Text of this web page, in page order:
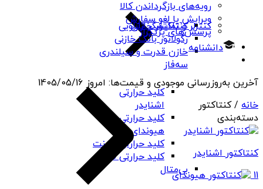
کلید حرارتی
اشنایدر
کلید حرارتی
هیوندای
کلید حرارتی چینت
کلید حرارتی PNS
بی‌متال
کنتاکتور خازنی
رگولاتور بانک خازنی
خازن قدرت و سیلندری
سه‌فاز
کنترلر و نمایشگر تابلویی
رویه‌های بازگرداندن کالا
ویرایش یا لغو سفارش
پرسش‌های پرتکرار
دانشنامه
آخرین به‌روزرسانی موجودی و قیمت‌ها: امروز 1405/05/16
خانه / کنتاکتور
دسته‌بندی
کنتاکتور اشنایدر
11